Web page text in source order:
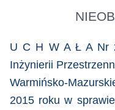
U C H W A Ł A Nr
Inżynierii
Warmińsko-
2015 roku w sprawie